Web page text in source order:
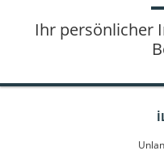
Ihr persönlicher